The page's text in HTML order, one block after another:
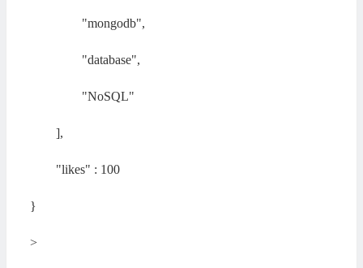
"mongodb",
"database",
"NoSQL"
],
"likes" : 100
}
>